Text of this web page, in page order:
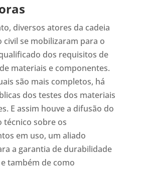
diversos atores da cadeia
civil se mobilizaram para o
dos requisitos de
materiais e componentes.
são mais completos, há
dos testes dos materiais
E assim houve a difusão do
técnico sobre os
em uso, um aliado
a garantia de durabilidade
também de como